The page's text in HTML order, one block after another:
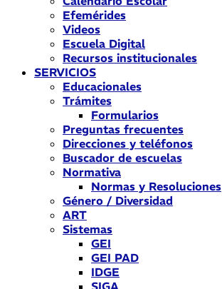
Efemérides
Videos
Escuela Digital
Recursos institucionales
SERVICIOS
Educacionales
Trámites
Formularios
Preguntas frecuentes
Direcciones y teléfonos
Buscador de escuelas
Normativa
Normas y Resoluciones
Género / Diversidad
ART
Sistemas
GEI
GEI PAD
IDGE
SIGA